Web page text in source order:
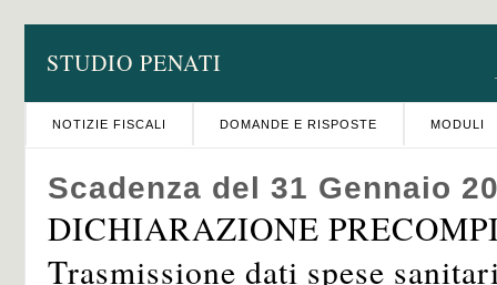
STUDIO PENATI
NOTIZIE FISCALI DOMANDE E RISPOSTE MODULI
Scadenza del 31 Gennaio
DICHIARAZIONE
Trasmissione dati spese